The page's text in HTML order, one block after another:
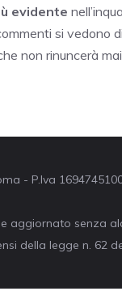
evidente
si vedono
non rinuncerà
- P.Iva
aggiornato senza
della legge n. 62